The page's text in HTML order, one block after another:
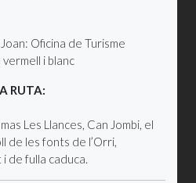
Oficina de Turisme
i blanc
RUTA:
Les Llances, Can Jombi, el
de les fonts de l’Orri,
de fulla caduca.